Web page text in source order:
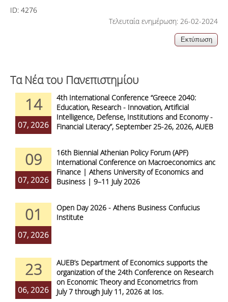
ID: 4276
Τελευταία ενημέρωση: 26-02-2024
Τα Νέα του Πανεπιστημίου
14
07, 2026
4th International Conference “Greece 2040:
Education, Research - Innovation, Artificial
Intelligence, Defense, Institutions and Economy -
Financial Literacy”, September 25-26, 2026, AUEB
09
07, 2026
16th Biennial Athenian Policy Forum (APF)
International Conference on Macroeconomics and
Finance | Athens University of Economics and
Business | 9–11 July 2026
01
07, 2026
Open Day 2026 - Athens Business Confucius
Institute
23
06, 2026
AUEB’s Department of Economics supports the
organization of the 24th Conference on Research
on Economic Theory and Econometrics from
July 7 through July 11, 2026 at Ios.